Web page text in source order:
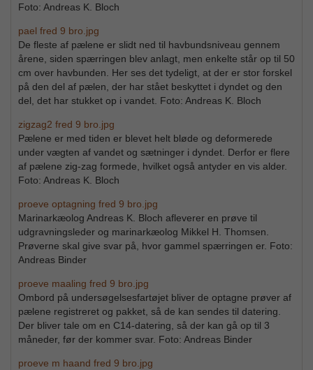
Foto: Andreas K. Bloch
pael fred 9 bro.jpg
De fleste af pælene er slidt ned til havbundsniveau gennem
årene, siden spærringen blev anlagt, men enkelte står op til 50
cm over havbunden. Her ses det tydeligt, at der er stor forskel
på den del af pælen, der har stået beskyttet i dyndet og den
del, det har stukket op i vandet. Foto: Andreas K. Bloch
zigzag2 fred 9 bro.jpg
Pælene er med tiden er blevet helt bløde og deformerede
under vægten af vandet og sætninger i dyndet. Derfor er flere
af pælene zig-zag formede, hvilket også antyder en vis alder.
Foto: Andreas K. Bloch
proeve optagning fred 9 bro.jpg
Marinarkæolog Andreas K. Bloch afleverer en prøve til
udgravningsleder og marinarkæolog Mikkel H. Thomsen.
Prøverne skal give svar på, hvor gammel spærringen er. Foto:
Andreas Binder
proeve maaling fred 9 bro.jpg
Ombord på undersøgelsesfartøjet bliver de optagne prøver af
pælene registreret og pakket, så de kan sendes til datering.
Der bliver tale om en C14-datering, så der kan gå op til 3
måneder, før der kommer svar. Foto: Andreas Binder
proeve m haand fred 9 bro.jpg